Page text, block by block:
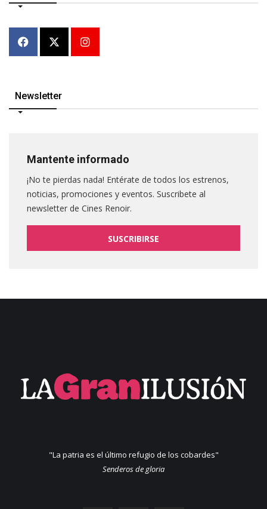
Newsletter
Mantente informado
¡No te pierdas nada! Entérate de todos los estrenos,
noticias, promociones y eventos. Suscribete al
newsletter de Cines Renoir.
SUSCRIBIRSE
"La patria es el último refugio de los cobardes"
Senderos de gloria